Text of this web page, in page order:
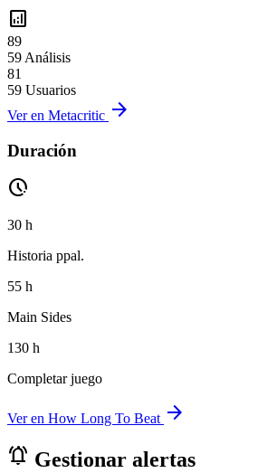
analytics
89
59 Análisis
81
59 Usuarios
Ver en Metacritic arrow_forward
Duración
pace
30 h
Historia ppal.
55 h
Main Sides
130 h
Completar juego
Ver en How Long To Beat arrow_forward
notifications_active Gestionar alertas